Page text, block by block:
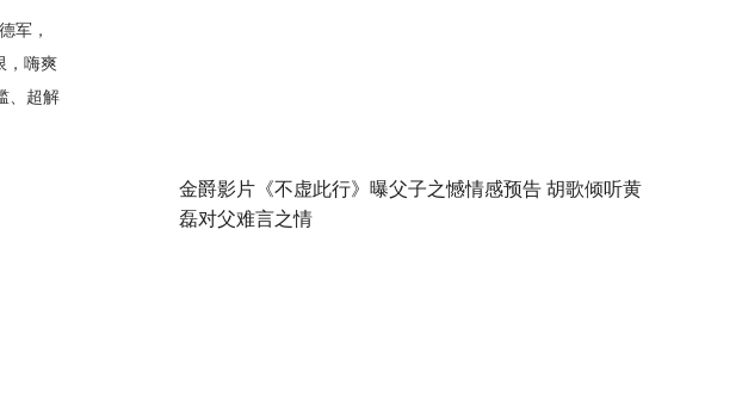
军，
，嗨爽
、超解
金爵影片《不虚此行》曝父子之憾情感预告 胡歌倾听黄
磊对父难言之情